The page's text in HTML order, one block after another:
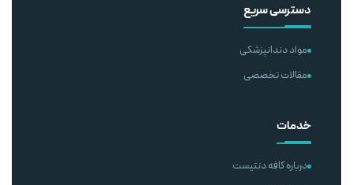
دسترسی سریع
مواد دندانپزشکی
مقالات تخصصی
خدمات
درباره کافه دنتیست